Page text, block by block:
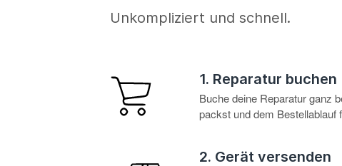
Unkompliziert und schnell.
1. Reparatur buchen
Buche deine Reparatur ganz
packst und dem Bestellablauf
2. Gerät versenden